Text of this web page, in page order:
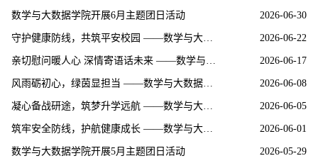
2026-06-30
数学与大数据学院开展6月主题团日活动
2026-06-22
守护健康防线，共筑平安校园 ——数学与大数据学院组织各班开展传染病防控和传染病防治法专题学习主题班会
2026-06-17
亲切慰问暖人心 深情寄语话未来 ——数学与大数据学院领导班子走进毕业生宿舍开展“领导干部联系班级”活动
2026-06-08
风雨砺初心，绿茵显担当 ——数学与大数据学院全民健身运动会足球赛决赛圆满结束
2026-06-05
凝心备战研途，筑梦升学远航 ——数学与大数据学院召开2027届毕业生考研动员大会（二）
2026-06-01
筑牢安全防线，护航健康成长 ——数学与大数据学院组织各班开展安全健康主题班会
2026-05-29
数学与大数据学院开展5月主题团日活动